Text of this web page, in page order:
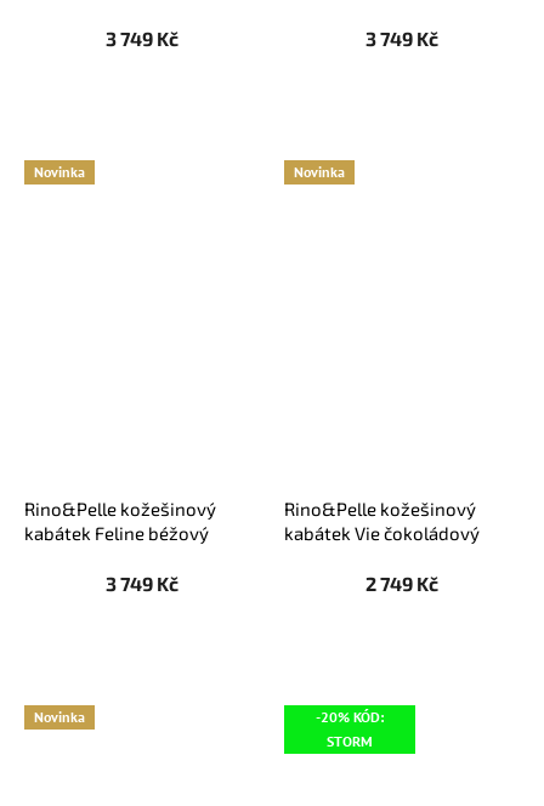
3 749 Kč 3 749 Kč
Novinka
Rino&Pelle kožešinový
kabátek Feline béžový
3 749 Kč
Novinka
Rino&Pelle kožešinový
kabátek Vie čokoládový
2 749 Kč
Novinka
-20% KÓD:
STORM